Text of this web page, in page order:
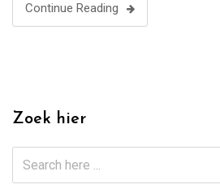
Continue Reading
Zoek hier